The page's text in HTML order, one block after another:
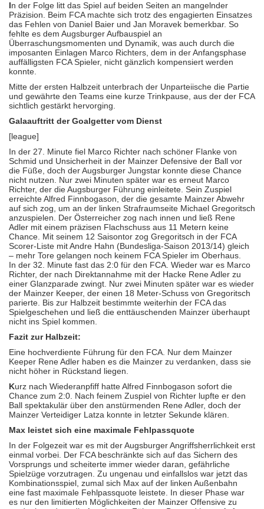
In der Folge litt das Spiel auf beiden Seiten an mangelnder
Präzision. Beim FCA machte sich trotz des engagierten Einsatzes
das Fehlen von Daniel Baier und Jan Moravek bemerkbar. So
fehlte es dem Augsburger Aufbauspiel an
Überraschungsmomenten und Dynamik, was auch durch die
imposanten Einlagen Marco Richters, dem in der Anfangsphase
auffälligsten FCA Spieler, nicht gänzlich kompensiert werden
konnte.
Mitte der ersten Halbzeit unterbrach der Unparteiische die Partie
und gewährte den Teams eine kurze Trinkpause, aus der der FCA
sichtlich gestärkt hervorging.
Galaauftritt der Goalgetter vom Dienst
[league]
In der 27. Minute fiel Marco Richter nach schöner Flanke von
Schmid und Unsicherheit in der Mainzer Defensive der Ball vor
die Füße, doch der Augsburger Jungstar konnte diese Chance
nicht nutzen. Nur zwei Minuten später war es erneut Marco
Richter, der die Augsburger Führung einleitete. Sein Zuspiel
erreichte Alfred Finnbogason, der die gesamte Mainzer Abwehr
auf sich zog, um an der linken Strafraumseite Michael Gregoritsch
anzuspielen. Der Österreicher zog nach innen und ließ Rene
Adler mit einem präzisen Flachschuss aus 11 Metern keine
Chance. Mit seinem 12 Saisontor zog Gregoritsch in der FCA
Scorer-Liste mit Andre Hahn (Bundesliga-Saison 2013/14) gleich
– mehr Tore gelangen noch keinem FCA Spieler im Oberhaus.
In der 32. Minute fast das 2:0 für den FCA. Wieder war es Marco
Richter, der nach Direktannahme mit der Hacke Rene Adler zu
einer Glanzparade zwingt. Nur zwei Minuten später war es wieder
der Mainzer Keeper, der einen 18 Meter-Schuss von Gregoritsch
parierte. Bis zur Halbzeit bestimmte weiterhin der FCA das
Spielgeschehen und ließ die enttäuschenden Mainzer überhaupt
nicht ins Spiel kommen.
Fazit zur Halbzeit:
Eine hochverdiente Führung für den FCA. Nur dem Mainzer
Keeper Rene Adler haben es die Mainzer zu verdanken, dass sie
nicht höher in Rückstand liegen.
Kurz nach Wiederanpfiff hatte Alfred Finnbogason sofort die
Chance zum 2:0. Nach feinem Zuspiel von Richter lupfte er den
Ball spektakulär über den anstürmenden Rene Adler, doch der
Mainzer Verteidiger Latza konnte in letzter Sekunde klären.
Max leistet sich eine maximale Fehlpassquote
In der Folgezeit war es mit der Augsburger Angriffsherrlichkeit erst
einmal vorbei. Der FCA beschränkte sich auf das Sichern des
Vorsprungs und scheiterte immer wieder daran, gefährliche
Spielzüge vorzutragen. Zu ungenau und einfallslos war jetzt das
Kombinationsspiel, zumal sich Max auf der linken Außenbahn
eine fast maximale Fehlpassquote leistete. In dieser Phase war
es nur den limitierten Möglichkeiten der Mainzer Offensive zu